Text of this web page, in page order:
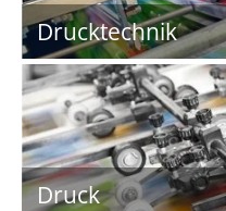
Drucktechnik
Druck